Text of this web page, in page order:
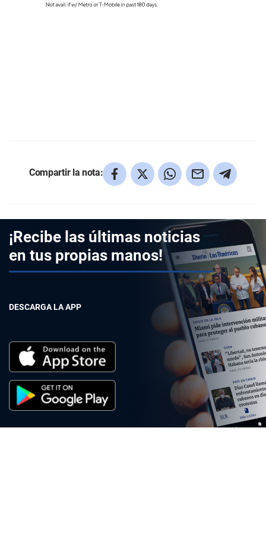
Compartir la nota:
¡Recibe las últimas noticias
en tus propias manos!
DESCARGA LA APP